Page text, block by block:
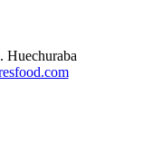
Huechuraba